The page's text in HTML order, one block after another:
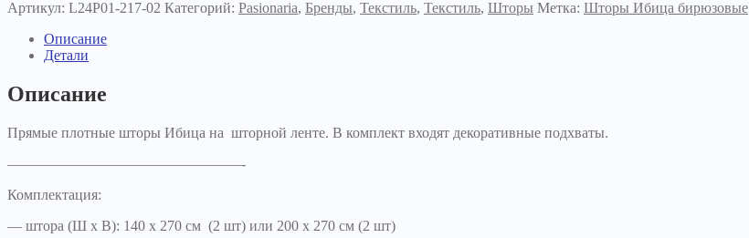
Артикул: L24P01-217-02 Категорий: Pasionaria, Бренды, Текстиль, Текстиль, Шторы Метка: Шторы Ибица бирюзовые
Описание
Детали
Описание
Прямые плотные шторы Ибица на шторной ленте. В комплект входят декоративные подхваты.
————————————————-
Комплектация:
— штора (Ш х В): 140 х 270 см (2 шт) или 200 х 270 см (2 шт)